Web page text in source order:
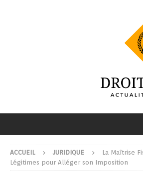
ACCUEIL JURIDIQUE
La Maîtrise
Légitimes pour Alléger son Imposition